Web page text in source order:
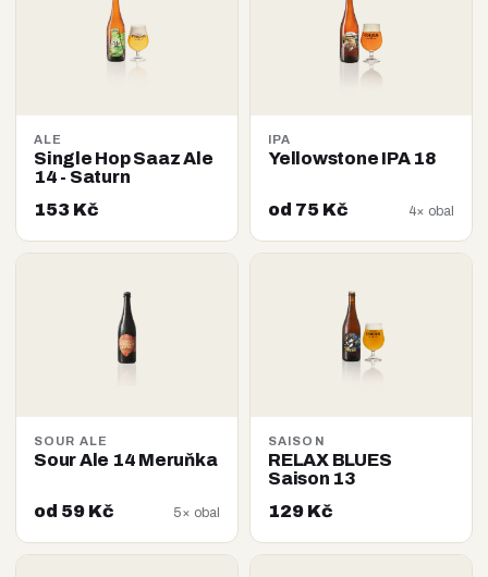
ALE
Single Hop Saaz Ale
14 - Saturn
153 Kč
IPA
Yellowstone IPA 18
od 75 Kč 4× obal
SOUR ALE
Sour Ale 14 Meruňka
od 59 Kč 5× obal
SAISON
RELAX BLUES
Saison 13
129 Kč